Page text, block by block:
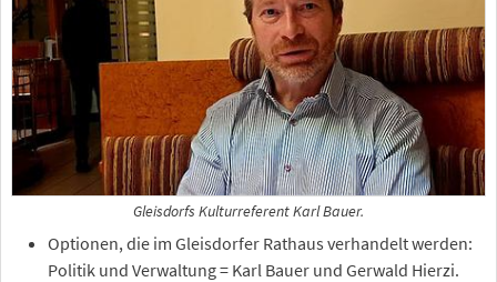
Gleisdorfs Kulturreferent Karl Bauer.
Optionen, die im Gleisdorfer Rathaus verhandelt werden:
Politik und Verwaltung = Karl Bauer und Gerwald Hierzi.